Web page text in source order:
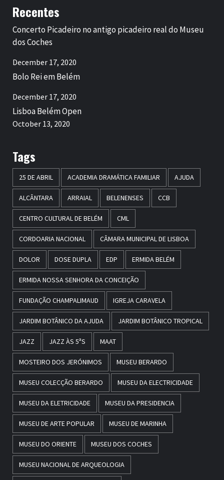
Recentes
Concerto Picadeiro no antigo picadeiro real do Museu
dos Coches
December 17, 2020
Bolo Rei em Belém
December 17, 2020
Lisboa Belém Open
October 13, 2020
Tags
25 DE ABRIL ACADEMIA DRAMÁTICA FAMILIAR AJUDA
ALCÂNTARA ARRAIAL BELENENSES CCB
CENTRO CULTURAL DE BELÉM CML
CORDOARIA NACIONAL CÂMARA MUNICIPAL DE LISBOA
DOLOR DOSE DUPLA EDP ERMIDA BELÉM
ERMIDA NOSSA SENHORA DA CONCEIÇÃO
FUNDAÇÃO CHAMPALIMAUD IGREJA CARAVELA
JARDIM BOTÂNICO DA AJUDA JARDIM BOTÂNICO TROPICAL
JAZZ JAZZ ÀS 5ªS MAAT
MOSTEIRO DOS JERÓNIMOS MUSEU BERARDO
MUSEU COLECÇÃO BERARDO MUSEU DA ELECTRICIDADE
MUSEU DA ELETRICIDADE MUSEU DA PRESIDENCIA
MUSEU DE ARTE POPULAR MUSEU DE MARINHA
MUSEU DO ORIENTE MUSEU DOS COCHES
MUSEU NACIONAL DE ARQUEOLOGIA